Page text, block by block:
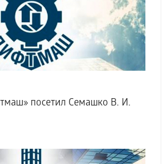
посетил Семашко В. И.